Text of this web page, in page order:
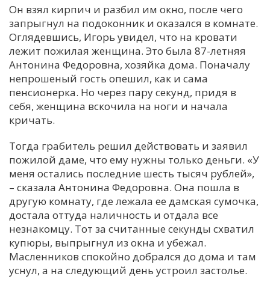
Он взял кирпич и разбил им окно, после чего
запрыгнул на подоконник и оказался в комнате.
Оглядевшись, Игорь увидел, что на кровати
лежит пожилая женщина. Это была 87-летняя
Антонина Федоровна, хозяйка дома. Поначалу
непрошеный гость опешил, как и сама
пенсионерка. Но через пару секунд, придя в
себя, женщина вскочила на ноги и начала
кричать.
Тогда грабитель решил действовать и заявил
пожилой даме, что ему нужны только деньги. «У
меня остались последние шесть тысяч рублей»,
– сказала Антонина Федоровна. Она пошла в
другую комнату, где лежала ее дамская сумочка,
достала оттуда наличность и отдала все
незнакомцу. Тот за считанные секунды схватил
купюры, выпрыгнул из окна и убежал.
Масленников спокойно добрался до дома и там
уснул, а на следующий день устроил застолье.